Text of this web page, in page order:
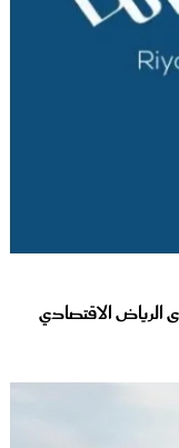
الرياض الاقتصادي